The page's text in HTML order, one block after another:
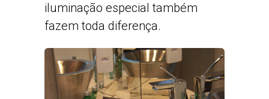
iluminação especial também
fazem toda diferença.